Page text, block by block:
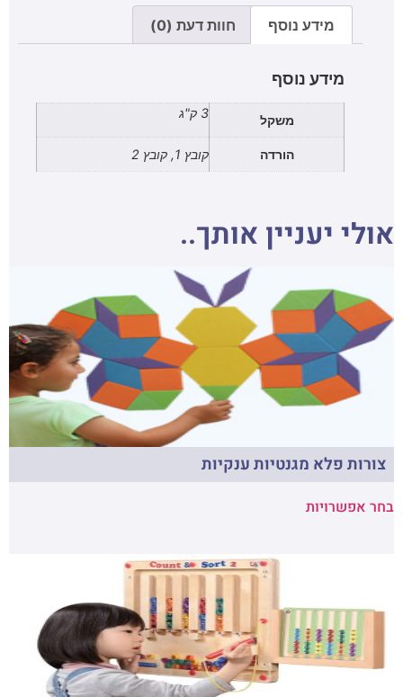
מידע נוסף חוות דעת (0)
מידע נוסף
משקל 3 ק"ג
הורדה קובץ 1, קובץ 2
אולי יעניין אותך..
צורות פלא מגנטיות ענקיות
בחר אפשרויות